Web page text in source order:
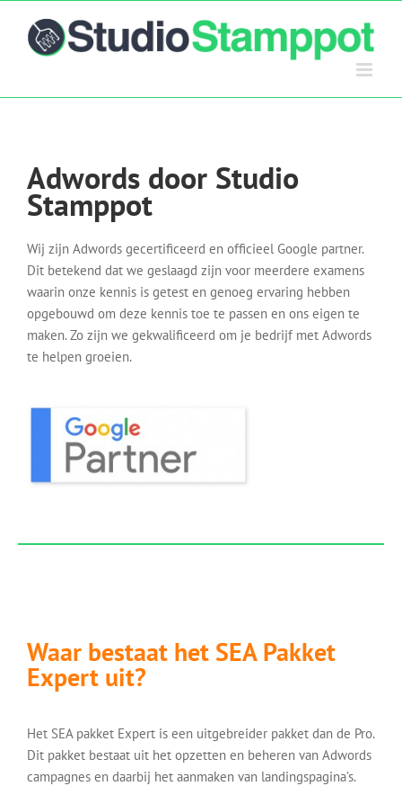
inhoud
Adwords door Studio
Stamppot
Wij zijn Adwords gecertificeerd en officieel Google partner.
Dit betekend dat we geslaagd zijn voor meerdere examens
waarin onze kennis is getest en genoeg ervaring hebben
opgebouwd om deze kennis toe te passen en ons eigen te
maken. Zo zijn we gekwalificeerd om je bedrijf met Adwords
te helpen groeien.
Waar bestaat het SEA Pakket
Expert uit?
Het SEA pakket Expert is een uitgebreider pakket dan de Pro.
Dit pakket bestaat uit het opzetten en beheren van Adwords
campagnes en daarbij het aanmaken van landingspagina’s.